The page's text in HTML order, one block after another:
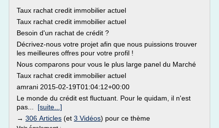
Taux rachat credit immobilier actuel
Taux rachat credit immobilier actuel
Besoin d'un rachat de crédit ?
Décrivez-nous votre projet afin que nous puissions trouver
les meilleures offres pour votre profil !
Nous comparons pour vous le plus large panel du Marché
Taux rachat credit immobilier actuel
amrani 2015-02-19T01:04:12+00:00
Le monde du crédit est fluctuant. Pour le quidam, il n'est
pas... [suite...]
→ 306 Articles (et 3 Vidéos) pour ce thème